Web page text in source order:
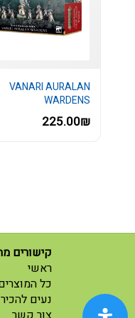
VANARI AURALAN
WARDENS
225.00₪
קישורים
ראשי
(current)
כל
נעים להכיר
(current)